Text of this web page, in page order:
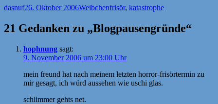
Autor
dasnufVeröffentlicht
26. Oktober 2006Kategorien
WeibchenSchlagwörter
frisör, katastrophe
21 Gedanken zu „Blogpausengründe“
hophnung sagt:
9. November 2006 um 23:00 Uhr
mein freund hat nach meinem letzten horror-frisörtermin zu
mir gesagt, ich würd aussehen wie uschi glas.
schlimmer gehts net.